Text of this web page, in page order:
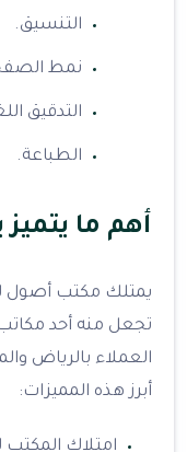
التنسيق.
نمط
التدقيق
الطباعة.
أهم ما
يمتلك مكتب أصول
تجعل منه أحد مكاتب
العملاء بالرياض
أبرز هذه المميزات:
امتلاك